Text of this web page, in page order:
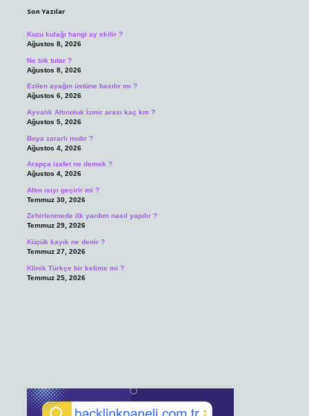
Son Yazılar
Kuzu kulağı hangi ay ekilir ?
Ağustos 8, 2026
Ne tok tutar ?
Ağustos 8, 2026
Ezilen ayağın üstüne basılır mı ?
Ağustos 6, 2026
Ayvalık Altınoluk İzmir arası kaç km ?
Ağustos 5, 2026
Boya zararlı mıdır ?
Ağustos 4, 2026
Arapça izafet ne demek ?
Ağustos 4, 2026
Altın ısıyı geçirir mi ?
Temmuz 30, 2026
Zehirlenmede ilk yardım nasıl yapılır ?
Temmuz 29, 2026
Küçük kayık ne denir ?
Temmuz 27, 2026
Klinik Türkçe bir kelime mi ?
Temmuz 25, 2026